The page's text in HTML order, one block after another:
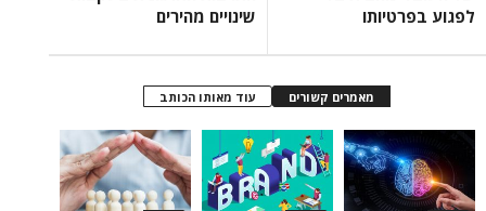
לפגוע בפרטיותו
שינויים מהירים
מאמרים קשורים עוד מאותו הכותב